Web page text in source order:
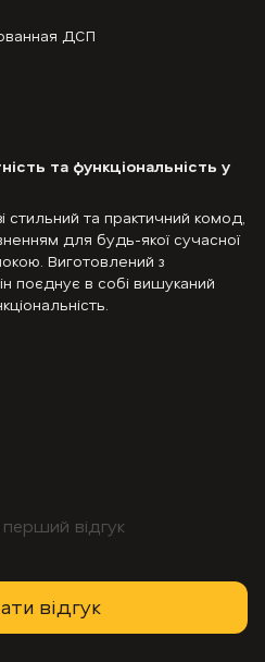
ДСП
та функціональність у
та практичний комод,
для будь-якої сучасної
Виготовлений з
поєднує в собі вишуканий
відгук
відгук